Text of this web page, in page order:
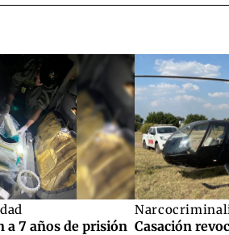
a 7 años de prisión Casación